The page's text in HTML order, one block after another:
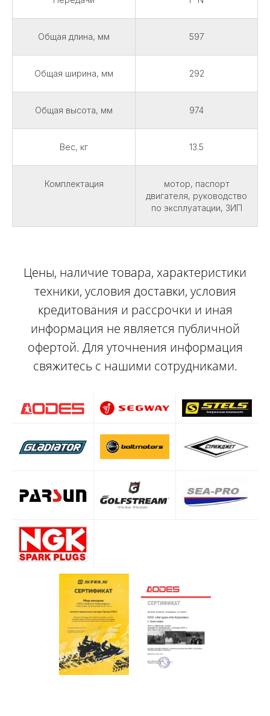
Общая длина, мм 597
Общая ширина, мм 292
Общая высота, мм 974
Вес, кг 13.5
Комплектация
мотор, паспорт
двигателя, руководство
по эксплуатации, ЗИП
Цены, наличие товара, характеристики
техники, условия доставки, условия
кредитования и рассрочки и иная
информация не является публичной
офертой. Для уточнения информация
свяжитесь с нашими сотрудниками.